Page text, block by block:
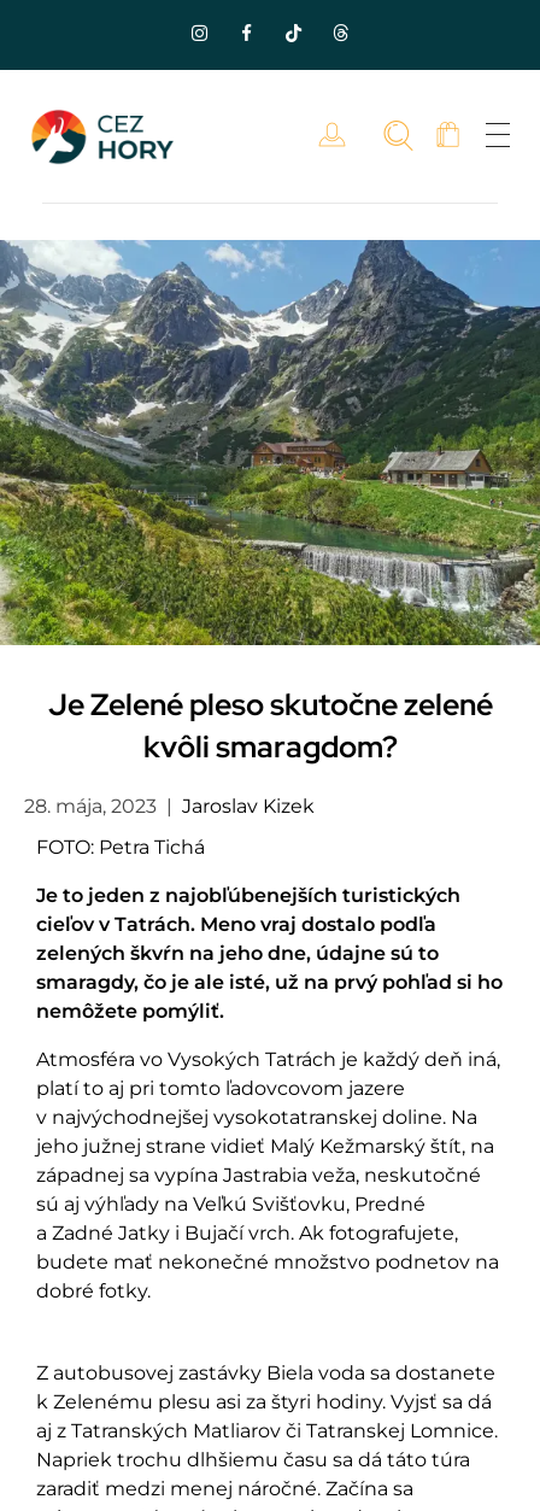
Je Zelené pleso skutočne zelené
kvôli smaragdom?
28. mája, 2023 | Jaroslav Kizek
FOTO: Petra Tichá
Je to jeden z najobľúbenejších turistických
cieľov v Tatrách. Meno vraj dostalo podľa
zelených škvŕn na jeho dne, údajne sú to
smaragdy, čo je ale isté, už na prvý pohľad si ho
nemôžete pomýliť.
Atmosféra vo Vysokých Tatrách je každý deň iná,
platí to aj pri tomto ľadovcovom jazere
v najvýchodnejšej vysokotatranskej doline. Na
jeho južnej strane vidieť Malý Kežmarský štít, na
západnej sa vypína Jastrabia veža, neskutočné
sú aj výhľady na Veľkú Svišťovku, Predné
a Zadné Jatky i Bujačí vrch. Ak fotografujete,
budete mať nekonečné množstvo podnetov na
dobré fotky.
Z autobusovej zastávky Biela voda sa dostanete
k Zelenému plesu asi za štyri hodiny. Vyjsť sa dá
aj z Tatranských Matliarov či Tatranskej Lomnice.
Napriek trochu dlhšiemu času sa dá táto túra
zaradiť medzi menej náročné. Začína sa